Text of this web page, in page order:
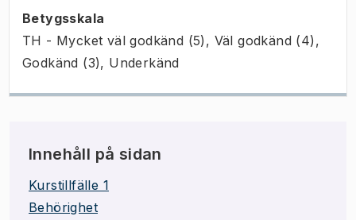
Betygsskala
TH - Mycket väl godkänd (5), Väl godkänd (4),
Godkänd (3), Underkänd
Innehåll på sidan
Kurstillfälle 1
Behörighet